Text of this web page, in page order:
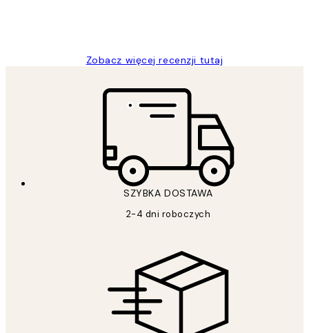
Zobacz więcej recenzji tutaj
SZYBKA DOSTAWA
2-4 dni roboczych